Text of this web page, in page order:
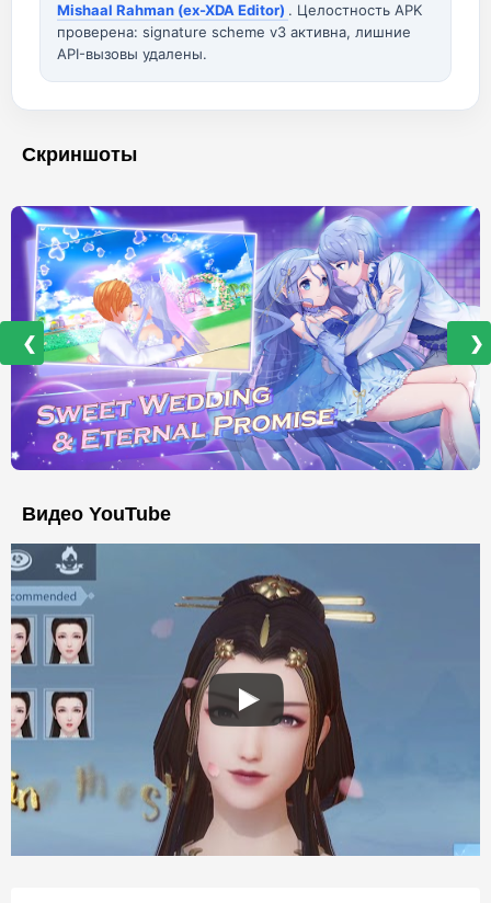
Mishaal Rahman (ex-XDA Editor) . Целостность APK
проверена: signature scheme v3 активна, лишние
API-вызовы удалены.
Скриншоты
❮ ❯
Видео YouTube